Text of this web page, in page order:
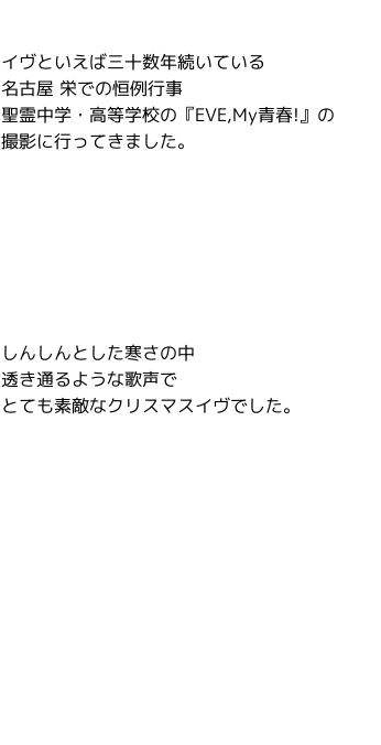
イヴといえば三十数年続いている
名古屋 栄での恒例行事
聖霊中学・高等学校の『EVE,My青春!』の
撮影に行ってきました。
しんしんとした寒さの中
透き通るような歌声で
とても素敵なクリスマスイヴでした。